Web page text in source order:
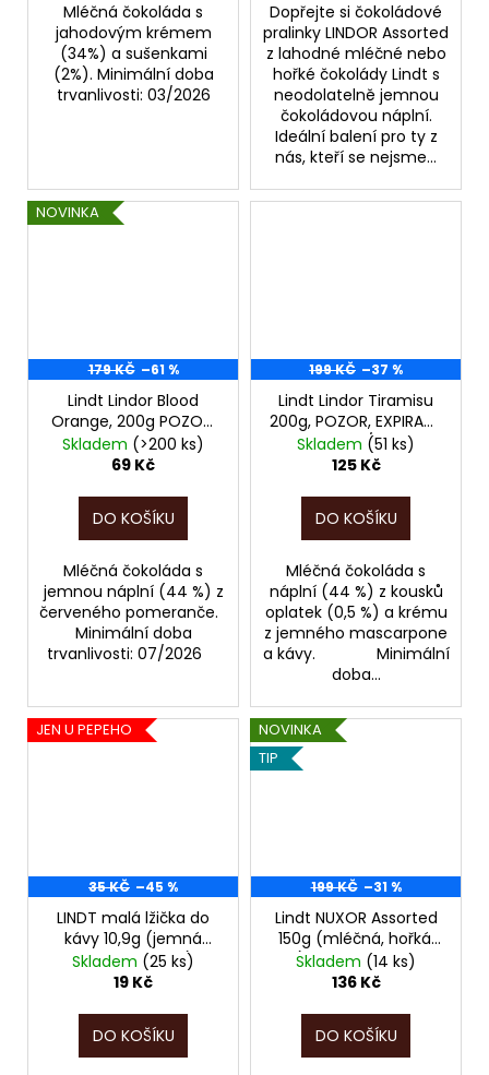
Mléčná čokoláda s
jahodovým krémem
(34%) a sušenkami
(2%). Minimální doba
trvanlivosti: 03/2026
Dopřejte si čokoládové
pralinky LINDOR Assorted
z lahodné mléčné nebo
hořké čokolády Lindt s
neodolatelně jemnou
čokoládovou náplní.
Ideální balení pro ty z
nás, kteří se nejsme...
NOVINKA
179 KČ –61 %
Lindt Lindor Blood
Orange, 200g POZOR,
EXPIRACE JEN DO
07/2026!!!
Skladem (>200 ks)
69 Kč
DO KOŠÍKU
Mléčná čokoláda s
jemnou náplní (44 %) z
červeného pomeranče.
Minimální doba
trvanlivosti: 07/2026
199 KČ –37 %
Lindt Lindor Tiramisu
200g, POZOR, EXPIRACE
JEN DO 08/2026!!!
Skladem (51 ks)
125 Kč
DO KOŠÍKU
Mléčná čokoláda s
náplní (44 %) z kousků
oplatek (0,5 %) a krému
z jemného mascarpone
a kávy. Minimální
doba...
JEN U PEPEHO
35 KČ –45 %
LINDT malá lžička do
kávy 10,9g (jemná
hořká čokoláda),
POZOR, EXPIRACE ÚNOR
Skladem (25 ks)
19 Kč
DO KOŠÍKU
NOVINKA
TIP
199 KČ –31 %
Lindt NUXOR Assorted
150g (mléčná, hořká,
bílá), POZOR, EXPIRACE
JEN DO 06/2026!!!
Skladem (14 ks)
136 Kč
DO KOŠÍKU